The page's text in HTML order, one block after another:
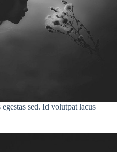
sed. Id volutpat lacus